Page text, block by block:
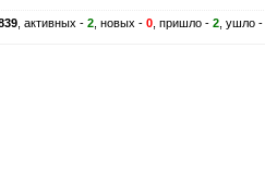
, активных - 2, новых - 0, пришло - 2, ушло -